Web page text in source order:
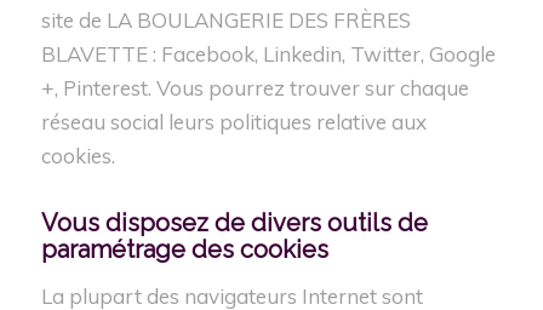
site de LA BOULANGERIE DES FRÈRES
BLAVETTE : Facebook, Linkedin, Twitter, Google
+, Pinterest. Vous pourrez trouver sur chaque
réseau social leurs politiques relative aux
cookies.
Vous disposez dediversoutils de
paramétrage des cookies
La plupart des navigateurs Internet sont